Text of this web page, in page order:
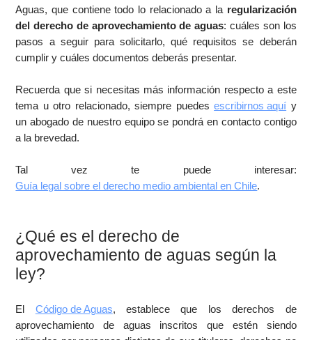
Aguas, que contiene todo lo relacionado a la regularización
del derecho de aprovechamiento de aguas: cuáles son los
pasos a seguir para solicitarlo, qué requisitos se deberán
cumplir y cuáles documentos deberás presentar.
Recuerda que si necesitas más información respecto a este
tema u otro relacionado, siempre puedesescribirnos aquí y
un abogado de nuestro equipo se pondrá en contacto contigo
a la brevedad.
Tal vez te puede interesar:
Guía legal sobre el derecho medio ambiental en Chile.
¿Qué es el derecho de
aprovechamiento de aguas según la
ley?
El Código de Aguas, establece que los derechos de
aprovechamiento de aguas inscritos que estén siendo